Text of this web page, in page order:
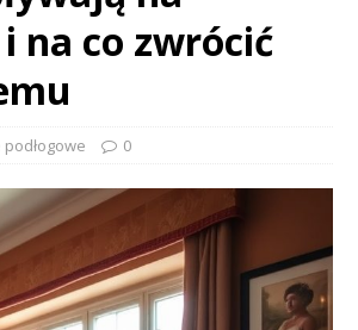
na co zwrócić
0